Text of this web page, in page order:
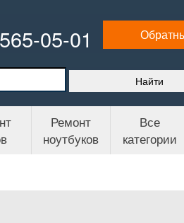
05-01
Ремонт
ноутбуков
Все
категории